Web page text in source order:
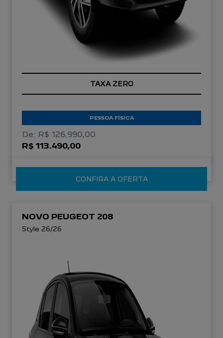
TAXA ZERO
PESSOA FÍSICA
De: R$ 126.990,00
R$ 113.490,00
CONFIRA A OFERTA
NOVO PEUGEOT 208
Style 26/26